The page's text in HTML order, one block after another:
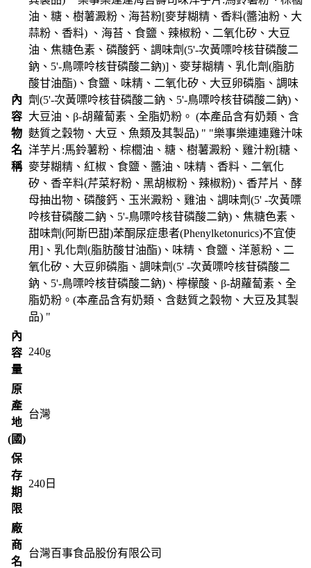
內
容
物
名
稱
油、糖、樹薯澱粉、海苔粉[麥芽糊精、香料(醬油粉、大
蒜粉、香料) 、海苔、食鹽、辣椒粉、二氧化矽、大豆
油、焦糖色素、磷酸鈣、調味劑(5'-次黃嘌呤核苷磷酸二
鈉、5'-鳥嘌呤核苷磷酸二鈉)]、麥芽糊精、乳化劑(脂肪
酸甘油酯)、食鹽、味精、二氧化矽、大豆卵磷脂、調味
劑(5'-次黃嘌呤核苷磷酸二鈉、5'-鳥嘌呤核苷磷酸二鈉)、
大豆油、β-胡蘿蔔素、全脂奶粉。 (本產品含有奶類、含
麩質之穀物、大豆、魚類及其製品) " "樂事樂連連雞汁味
洋芋片:馬鈴薯粉、棕櫚油、糖、樹薯澱粉、雞汁粉[糖、
麥芽糊精、紅椒、食鹽、醬油、味精、香料、二氧化
矽、香辛料(芹菜籽粉、黑胡椒粉、辣椒粉)、香芹片、酵
母抽出物、磷酸鈣、玉米澱粉、雞油、調味劑(5' -次黃嘌
呤核苷磷酸二鈉、5'-鳥嘌呤核苷磷酸二鈉)、焦糖色素、
甜味劑(阿斯巴甜)苯酮尿症患者(Phenylketonurics)不宜使
用]、乳化劑(脂肪酸甘油酯)、味精、食鹽、洋蔥粉、二
氧化矽、大豆卵磷脂、調味劑(5' -次黃嘌呤核苷磷酸二
鈉、5'-鳥嘌呤核苷磷酸二鈉)、檸檬酸、β-胡蘿蔔素、全
脂奶粉。(本產品含有奶類、含麩質之穀物、大豆及其製
品) "
內
容
量
240g
原
產
地
(國)
台灣
保
存
期
限
240 日
廠
商
名
台灣百事食品股份有限公司